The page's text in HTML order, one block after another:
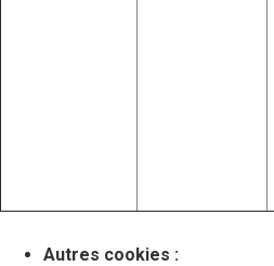
Autres cookies :